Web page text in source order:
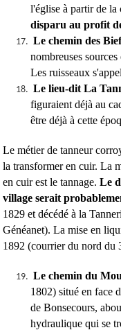
l'église à partir de
disparu au profit
Le chemin des
nombreuses
Les ruisseaux
Le lieu-dit La
figuraient déjà au
être déjà à cette
Le métier de tanneur
la transformer en cuir. La
en cuir est le tannage.Le
village serait
1829 et décédé à la
Généanet). La mise en
1892 (courrier du nord du
Le chemin du
1802) situé en face
de Bonsecours,
hydraulique qui se